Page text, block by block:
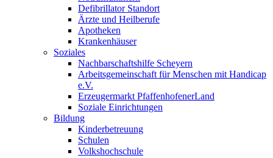
Defibrillator Standort
Ärzte und Heilberufe
Apotheken
Krankenhäuser
Soziales
Nachbarschaftshilfe Scheyern
Arbeitsgemeinschaft für Menschen mit Handicap
e.V.
Erzeugermarkt PfaffenhofenerLand
Soziale Einrichtungen
Bildung
Kinderbetreuung
Schulen
Volkshochschule